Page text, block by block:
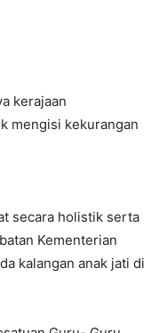
kerajaan
mengisi kekurangan
secara holistik serta
Kementerian
kalangan anak jati di